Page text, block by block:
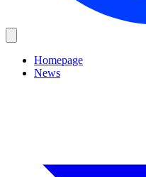
Homepage
News